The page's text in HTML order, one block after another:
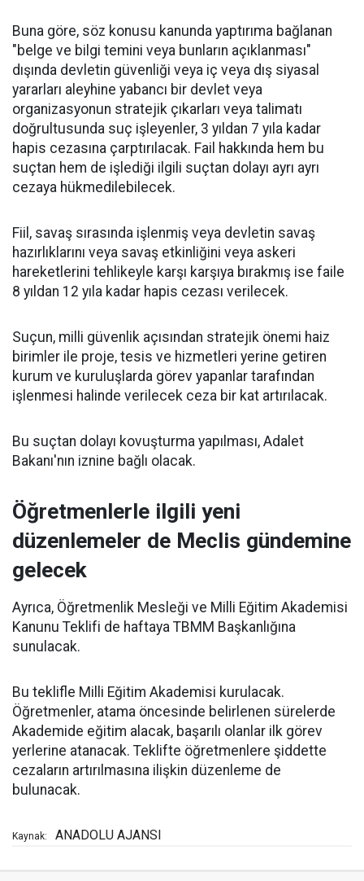
Buna göre, söz konusu kanunda yaptırıma bağlanan
"belge ve bilgi temini veya bunların açıklanması"
dışında devletin güvenliği veya iç veya dış siyasal
yararları aleyhine yabancı bir devlet veya
organizasyonun stratejik çıkarları veya talimatı
doğrultusunda suç işleyenler, 3 yıldan 7 yıla kadar
hapis cezasına çarptırılacak. Fail hakkında hem bu
suçtan hem de işlediği ilgili suçtan dolayı ayrı ayrı
cezaya hükmedilebilecek.
Fiil, savaş sırasında işlenmiş veya devletin savaş
hazırlıklarını veya savaş etkinliğini veya askeri
hareketlerini tehlikeyle karşı karşıya bırakmış ise faile
8 yıldan 12 yıla kadar hapis cezası verilecek.
Suçun, milli güvenlik açısından stratejik önemi haiz
birimler ile proje, tesis ve hizmetleri yerine getiren
kurum ve kuruluşlarda görev yapanlar tarafından
işlenmesi halinde verilecek ceza bir kat artırılacak.
Bu suçtan dolayı kovuşturma yapılması, Adalet
Bakanı'nın iznine bağlı olacak.
Öğretmenlerle ilgili yeni
düzenlemeler de Meclis gündemine
gelecek
Ayrıca, Öğretmenlik Mesleği ve Milli Eğitim Akademisi
Kanunu Teklifi de haftaya TBMM Başkanlığına
sunulacak.
Bu teklifle Milli Eğitim Akademisi kurulacak.
Öğretmenler, atama öncesinde belirlenen sürelerde
Akademide eğitim alacak, başarılı olanlar ilk görev
yerlerine atanacak. Teklifte öğretmenlere şiddette
cezaların artırılmasına ilişkin düzenleme de
bulunacak.
Kaynak: ANADOLU AJANSI